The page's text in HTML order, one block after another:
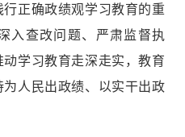
正确政绩观学习教育的重
入查改问题、严肃监督执
学习教育走深走实，教育
人民出政绩、以实干出政